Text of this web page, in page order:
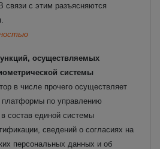
связи с этим разъясняются
осуществляемых
системы
в числе прочего осуществляет
платформы по управлению
состав единой системы
сведений о согласиях на
персональных данных и об